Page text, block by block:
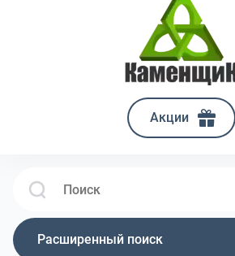
Акции
Расширенный поиск